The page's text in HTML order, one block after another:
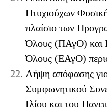
Πτυχιούχων
πλαίσιο των
Όλους (ΠΑγΟ) και
Όλους (ΕΑγΟ)
Λήψη απόφασης
Συμφωνητικού
Ιλίου και του